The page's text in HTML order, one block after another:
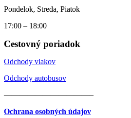
Pondelok, Streda, Piatok
17:00 – 18:00
Cestovný poriadok
Odchody vlakov
Odchody autobusov
———————————–
Ochrana osobných údajov